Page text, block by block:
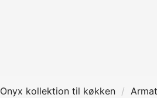
Onyx kollektion til køkken